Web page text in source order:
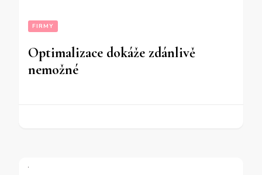
FIRMY
Optimalizace dokáže zdánlivě
nemožné